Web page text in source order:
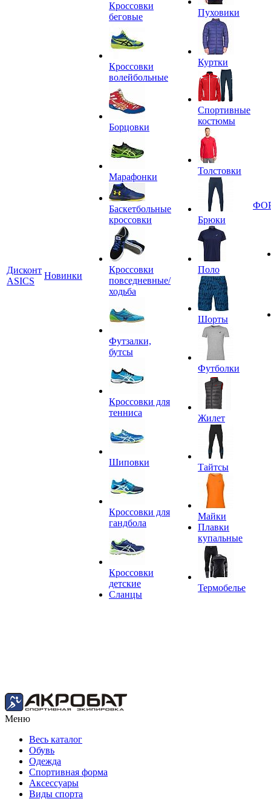
Дисконт
ASICS
Новинки
Кроссовки
беговые
Кроссовки
волейбольные
Борцовки
Марафонки
Баскетбольные
кроссовки
Кроссовки
повседневные/
ходьба
Футзалки,
бутсы
Кроссовки для
тенниса
Шиповки
Кроссовки для
гандбола
Кроссовки
детские
Сланцы
Пуховики
Куртки
Спортивные
костюмы
Толстовки
Брюки
Поло
Шорты
Футболки
Жилет
Тайтсы
Майки
Плавки
купальные
Термобелье
Меню
Весь каталог
Обувь
Одежда
Спортивная форма
Аксессуары
Виды спорта